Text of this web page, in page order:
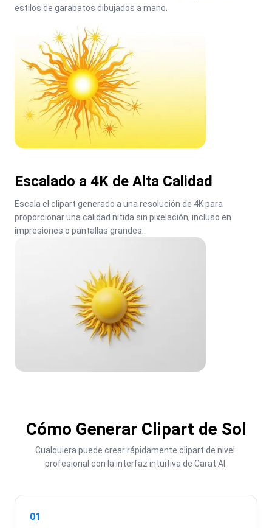
estilos de garabatos dibujados a mano.
Escalado a 4K de Alta Calidad
Escala el clipart generado a una resolución de 4K para
proporcionar una calidad nítida sin pixelación, incluso en
impresiones o pantallas grandes.
Cómo Generar Clipart de Sol
Cualquiera puede crear rápidamente clipart de nivel
profesional con la interfaz intuitiva de Carat AI.
01